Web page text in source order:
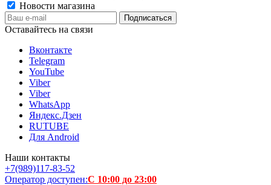
Новости магазина
Оставайтесь на связи
Вконтакте
Telegram
YouTube
Viber
Viber
WhatsApp
Яндекс.Дзен
RUTUBE
Для Android
Наши контакты
+7(989)117-83-52
Оператор доступен:С 10:00 до 23:00